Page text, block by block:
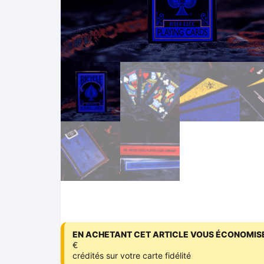
EN ACHETANT CET ARTICLE VOUS
€
crédités sur votre carte fidélité